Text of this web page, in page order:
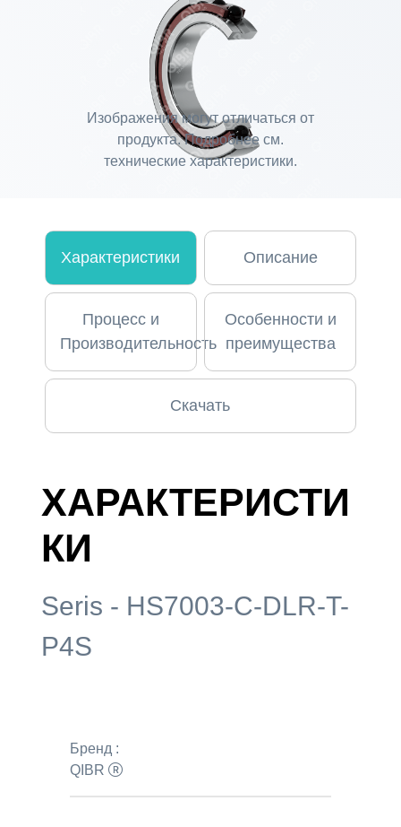
Изображения могут отличаться от
продукта. Подробнее см.
технические характеристики.
Характеристики Описание
Процесс и
Производительность
Особенности и
преимущества
Скачать
ХАРАКТЕРИСТИ
КИ
Seris - HS7003-C-DLR-T-
P4S
Бренд :
QIBR